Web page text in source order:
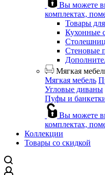
Вы можете
комплектах,
Товары
Кухонные
Стеновые
Мягкая
Мягкая мебель
Угловые диваны
Пуфы и
Вы можете
комплектах,
Коллекции
Товары со скидкой